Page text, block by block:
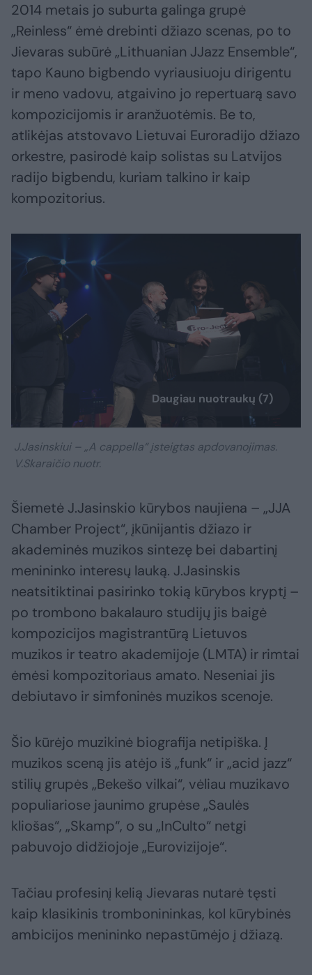
2014 metais jo suburta galinga grupė
„Reinless“ ėmė drebinti džiazo scenas, po to
Jievaras subūrė „Lithuanian JJazz Ensemble“,
tapo Kauno bigbendo vyriausiuoju dirigentu
ir meno vadovu, atgaivino jo repertuarą savo
kompozicijomis ir aranžuotėmis. Be to,
atlikėjas atstovavo Lietuvai Euroradijo džiazo
orkestre, pasirodė kaip solistas su Latvijos
radijo bigbendu, kuriam talkino ir kaip
kompozitorius.
Daugiau nuotraukų (7)
J.Jasinskiui – „A cappella“ įsteigtas apdovanojimas.
V.Skaraičio nuotr.
Šiemetė J.Jasinskio kūrybos naujiena – „JJA
Chamber Project“, įkūnijantis džiazo ir
akademinės muzikos sintezę bei dabartinį
menininko interesų lauką. J.Jasinskis
neatsitiktinai pasirinko tokią kūrybos kryptį –
po trombono bakalauro studijų jis baigė
kompozicijos magistrantūrą Lietuvos
muzikos ir teatro akademijoje (LMTA) ir rimtai
ėmėsi kompozitoriaus amato. Neseniai jis
debiutavo ir simfoninės muzikos scenoje.
Šio kūrėjo muzikinė biografija netipiška. Į
muzikos sceną jis atėjo iš „funk“ ir „acid jazz“
stilių grupės „Bekešo vilkai“, vėliau muzikavo
populiariose jaunimo grupėse „Saulės
kliošas“, „Skamp“, o su „InCulto“ netgi
pabuvojo didžiojoje „Eurovizijoje“.
Tačiau profesinį kelią Jievaras nutarė tęsti
kaip klasikinis trombonininkas, kol kūrybinės
ambicijos menininko nepastūmėjo į džiazą.